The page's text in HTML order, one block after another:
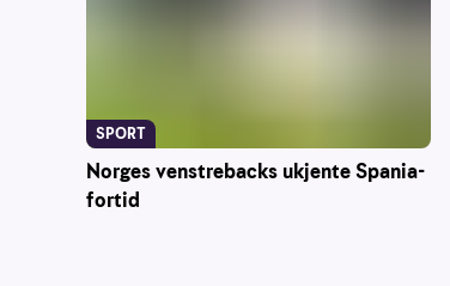
Norges venstrebacks ukjente Spania-
fortid
SPORT